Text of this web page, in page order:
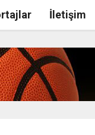
İletişim